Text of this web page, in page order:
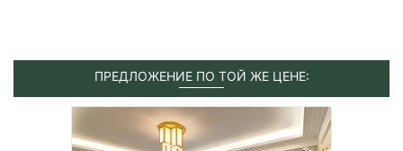
ПРЕДЛОЖЕНИЕ ПО ТОЙ ЖЕ ЦЕНЕ: